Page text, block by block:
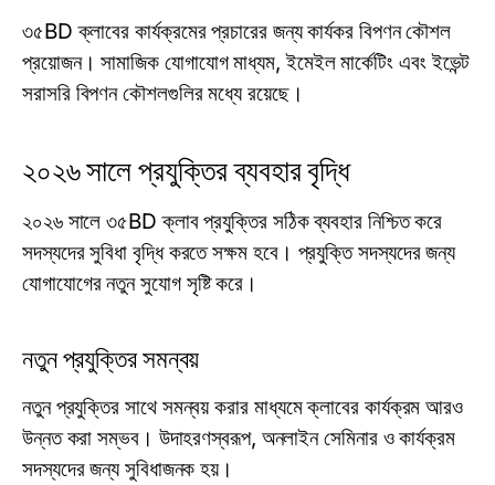
৩৫BD ক্লাবের কার্যক্রমের প্রচারের জন্য কার্যকর বিপণন কৌশল
প্রয়োজন। সামাজিক যোগাযোগ মাধ্যম, ইমেইল মার্কেটিং এবং ইভেন্ট
সরাসরি বিপণন কৌশলগুলির মধ্যে রয়েছে।
২০২৬ সালে প্রযুক্তির ব্যবহার বৃদ্ধি
২০২৬ সালে ৩৫BD ক্লাব প্রযুক্তির সঠিক ব্যবহার নিশ্চিত করে
সদস্যদের সুবিধা বৃদ্ধি করতে সক্ষম হবে। প্রযুক্তি সদস্যদের জন্য
যোগাযোগের নতুন সুযোগ সৃষ্টি করে।
নতুন প্রযুক্তির সমন্বয়
নতুন প্রযুক্তির সাথে সমন্বয় করার মাধ্যমে ক্লাবের কার্যক্রম আরও
উন্নত করা সম্ভব। উদাহরণস্বরূপ, অনলাইন সেমিনার ও কার্যক্রম
সদস্যদের জন্য সুবিধাজনক হয়।